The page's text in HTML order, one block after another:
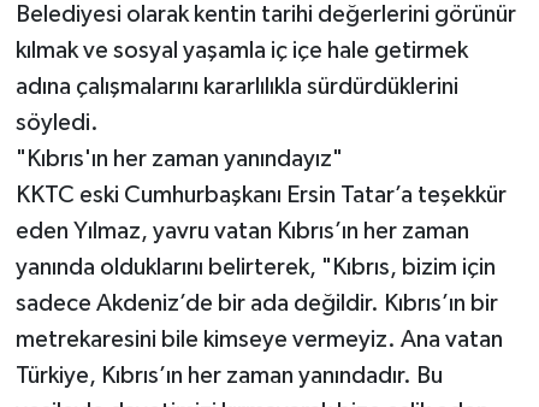
Belediyesi olarak kentin tarihi değerlerini görünür
kılmak ve sosyal yaşamla iç içe hale getirmek
adına çalışmalarını kararlılıkla sürdürdüklerini
söyledi.
"Kıbrıs'ın her zaman yanındayız"
KKTC eski Cumhurbaşkanı Ersin Tatar’a teşekkür
eden Yılmaz, yavru vatan Kıbrıs’ın her zaman
yanında olduklarını belirterek, "Kıbrıs, bizim için
sadece Akdeniz’de bir ada değildir. Kıbrıs’ın bir
metrekaresini bile kimseye vermeyiz. Ana vatan
Türkiye, Kıbrıs’ın her zaman yanındadır. Bu